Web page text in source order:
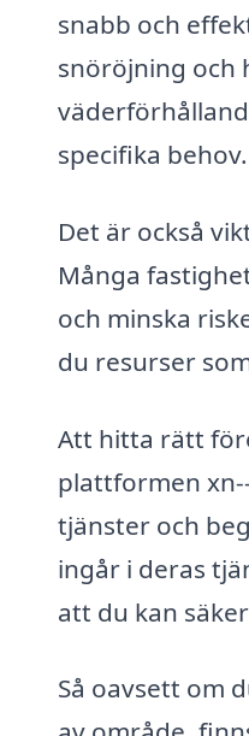
snabb och
snöröjning och
specifika behov.
Det är också
Många
och minska
du resurser
Att hitta rätt
plattformen
tjänster och
ingår i deras
att du kan
Så oavsett om